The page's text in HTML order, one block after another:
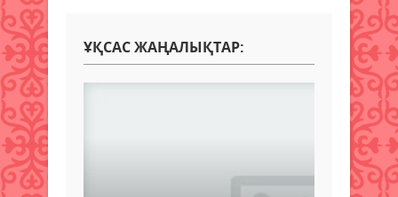
ҰҚСАС ЖАҢАЛЫҚТАР: